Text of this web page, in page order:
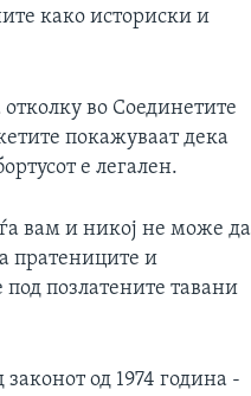
како историски и
во Соединетите
покажуваат дека
е легален.
вам и никој не може да
пратениците и
под позлатените тавани
од 1974 година -